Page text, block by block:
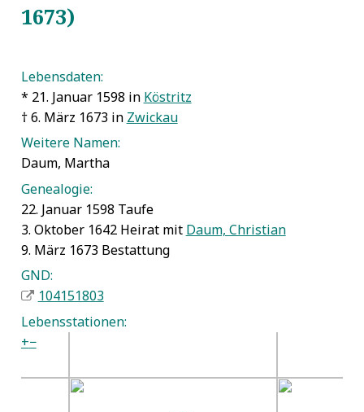
1673)
Lebensdaten:
* 21. Januar 1598 in Köstritz
† 6. März 1673 in Zwickau
Weitere Namen:
Daum, Martha
Genealogie:
22. Januar 1598 Taufe
3. Oktober 1642 Heirat mit Daum, Christian
9. März 1673 Bestattung
GND:
104151803
Lebensstationen:
+−